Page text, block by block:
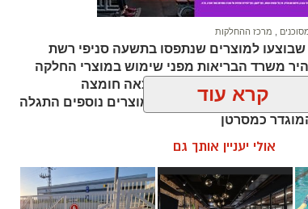
מרכז ההחלקות
למוצרים שנתפסו בתשעה סניפי רשת
משרד הבריאות מפני שימוש במוצרי החלקה
כחוק. בחלק מהמוצרים נמצאה חומצה
לשימוש בהחלקות שיער, ובמוצרים נוספים התגלה
כמסרטן
קרא עוד
אולי יעניין אותך גם